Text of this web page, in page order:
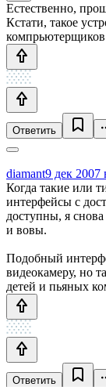
Естественно,
Кстати, такое
компрьютерщиков
Ответить
diamant9 дек 2007
Когда такие или
интерфейсы c
доступны, я
и вовы.
Подобный
видеокамеру, но
детей и пьяных
Ответить